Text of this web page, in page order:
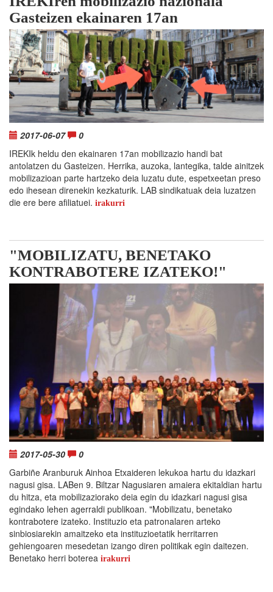
Gasteizen ekainaren 17an
2017-06-07
0
IREKIk heldu den ekainaren 17an mobilizazio handi bat
antolatzen du Gasteizen. Herrika, auzoka, lantegika, talde ainitzek
mobilizazioan parte hartzeko deia luzatu dute, espetxeetan preso
edo ihesean direnekin kezkaturik. LAB sindikatuak deia luzatzen
die ere bere afiliatuei. irakurri
"MOBILIZATU, BENETAKO
KONTRABOTERE IZATEKO!"
2017-05-30
0
Garbiñe Aranburuk Ainhoa Etxaideren lekukoa hartu du idazkari
nagusi gisa. LABen 9. Biltzar Nagusiaren amaiera ekitaldian hartu
du hitza, eta mobilizaziorako deia egin du idazkari nagusi gisa
egindako lehen agerraldi publikoan. "Mobilizatu, benetako
kontrabotere izateko. Instituzio eta patronalaren arteko
sinbiosiarekin amaitzeko eta instituzioetatik herritarren
gehiengoaren mesedetan izango diren politikak egin daitezen.
Benetako herri boterea irakurri